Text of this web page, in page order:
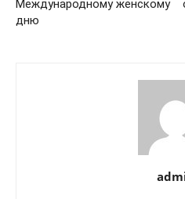
Международному женскому
дню